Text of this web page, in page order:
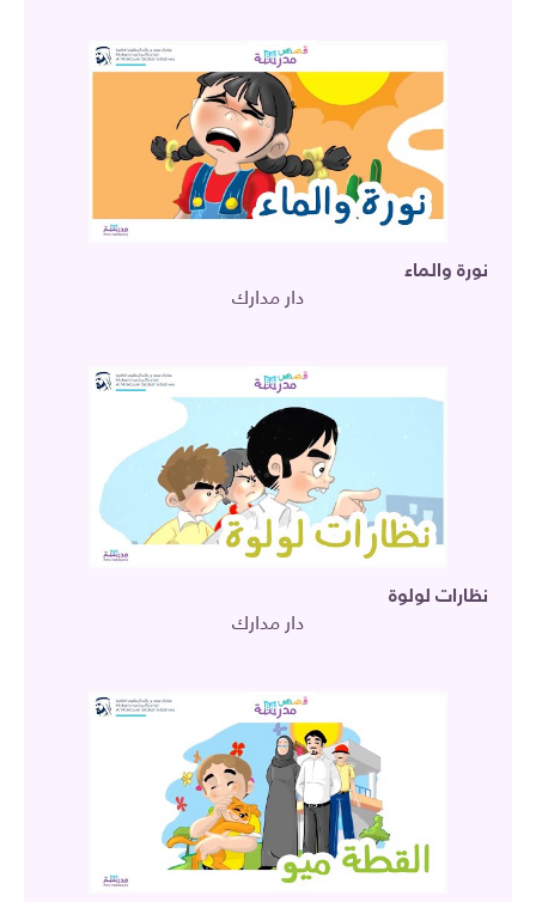
نورة والماء
دار مدارك
نظارات لولوة
دار مدارك